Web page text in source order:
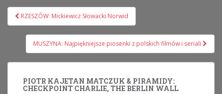
Nawigacja
wpisu
RZESZÓW: Mickiewicz Słowacki Norwid
MUSZYNA: Najpiękniejsze piosenki z polskich filmów i seriali
PIOTR KAJETAN MATCZUK & PIRAMIDY:
CHECKPOINT CHARLIE, THE BERLIN WALL